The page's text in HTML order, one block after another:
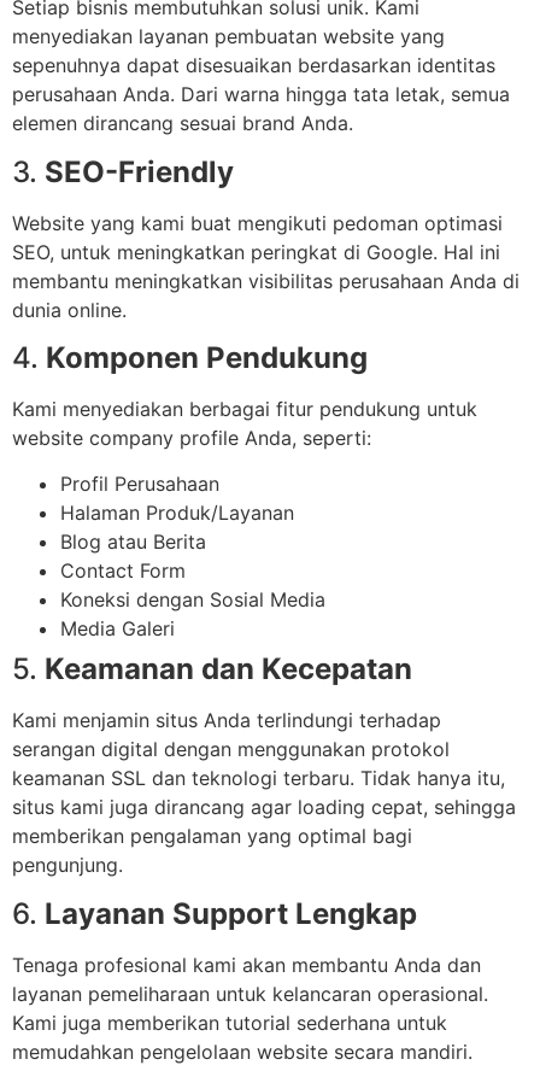
Setiap bisnis membutuhkan solusi unik. Kami
menyediakan layanan pembuatan website yang
sepenuhnya dapat disesuaikan berdasarkan identitas
perusahaan Anda. Dari warna hingga tata letak, semua
elemen dirancang sesuai brand Anda.
3. SEO-Friendly
Website yang kami buat mengikuti pedoman optimasi
SEO, untuk meningkatkan peringkat di Google. Hal ini
membantu meningkatkan visibilitas perusahaan Anda di
dunia online.
4. Komponen Pendukung
Kami menyediakan berbagai fitur pendukung untuk
website company profile Anda, seperti:
Profil Perusahaan
Halaman Produk/Layanan
Blog atau Berita
Contact Form
Koneksi dengan Sosial Media
Media Galeri
5. Keamanan dan Kecepatan
Kami menjamin situs Anda terlindungi terhadap
serangan digital dengan menggunakan protokol
keamanan SSL dan teknologi terbaru. Tidak hanya itu,
situs kami juga dirancang agar loading cepat, sehingga
memberikan pengalaman yang optimal bagi
pengunjung.
6. Layanan Support Lengkap
Tenaga profesional kami akan membantu Anda dan
layanan pemeliharaan untuk kelancaran operasional.
Kami juga memberikan tutorial sederhana untuk
memudahkan pengelolaan website secara mandiri.